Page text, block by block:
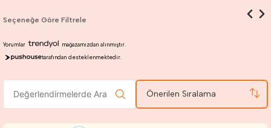
Seçeneğe Göre Filtrele
Yorumlar
mağazamızdan alınmıştır.
tarafından desteklenmektedir.
Önerilen Sıralama